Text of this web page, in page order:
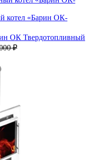
котел «Барин ОК-
Твердотопливный
₽